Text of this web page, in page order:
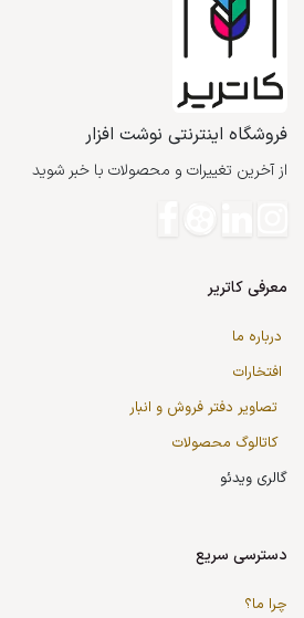
فروشگاه اینترنتی نوشت افزار
از آخرین تغییرات و محصولات با خبر شوید
معرفی کاتریر
درباره ما
افتخارات
تصاویر دفتر فروش و انبار
کاتالوگ محصولات
گالری ویدئو
دسترسی سریع
چرا ما؟